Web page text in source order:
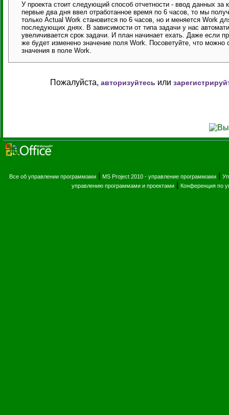
У проекта стоит следующий способ отчетности - ввод данных
первые два дня ввел отработанное время по 6 часов, то мы
только Actual Work становится по 6 часов, но и меняется Work
последующих днях. В зависимости от типа задачи у нас
увеличивается срок задачи. И план начинает ехать. Даже если
же будет изменено значение поля Work. Посоветуйте, что
значения в поле Work.
Пожалуйста, авторизуйтесь или
Все об управлении программами MS Project 2010 - управление программами
управлению программами и проектами| Конференция по